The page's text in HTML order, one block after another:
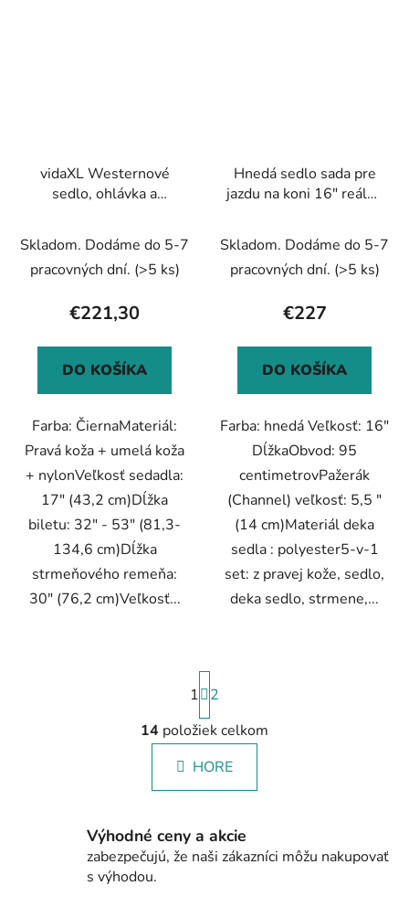
vidaXL Westernové
sedlo, ohlávka a
17", čierne
Skladom. Dodáme do 5-7
pracovných dní. (>5 ks)
€221,30
DO KOŠÍKA
Farba: ČiernaMateriál:
Pravá koža + umelá koža
+ nylonVeľkosť sedadla:
17" (43,2 cm)Dĺžka
biletu: 32" - 53" (81,3-
134,6 cm)Dĺžka
strmeňového remeňa:
30" (76,2 cm)Veľkosť...
Hnedá sedlo sada pre
jazdu na koni 16" reálna
Skladom. Dodáme do 5-7
pracovných dní. (>5 ks)
€227
DO KOŠÍKA
Farba: hnedá Veľkosť: 16"
DĺžkaObvod: 95
centimetrovPažerák
(Channel) veľkosť: 5,5 "
(14 cm)Materiál deka
sedla : polyester5-v-1
set: z pravej kože, sedlo,
deka sedlo, strmene,...
O
v
l
a
c
S
t
r
á
n
k
n
i
e
1
2
14 položiek celkom
HORE
Výhodné ceny a akcie
zabezpečujú, že naši zákazníci môžu nakupovať
s výhodou.